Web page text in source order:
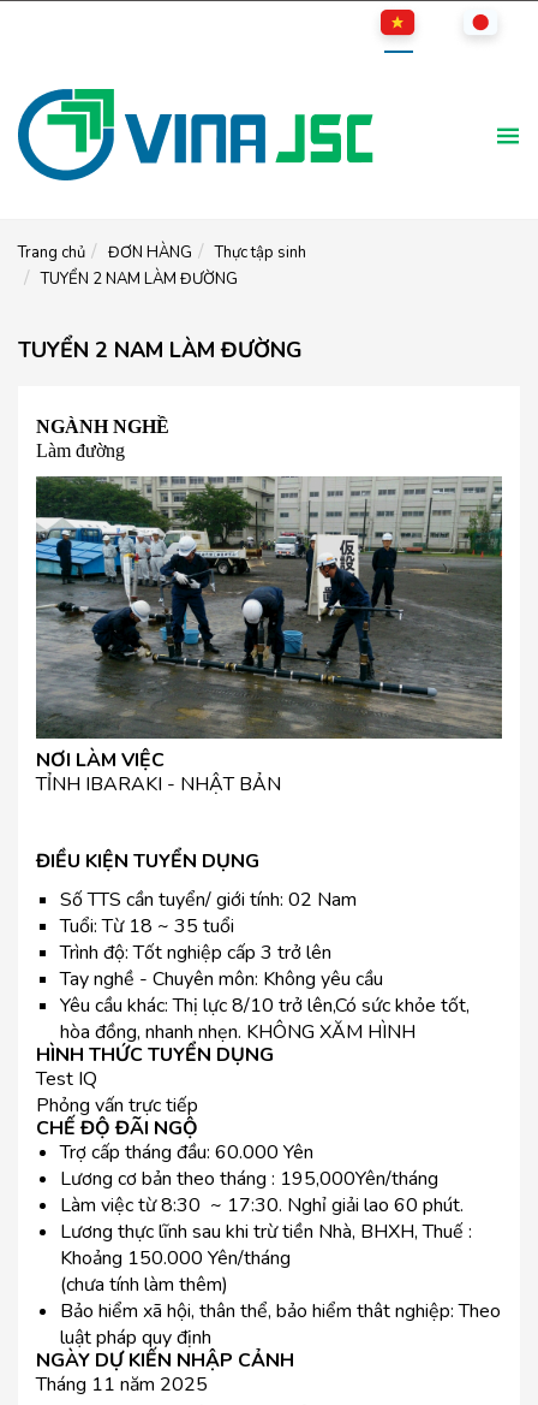
Trang chủ ĐƠN HÀNG
Thực tập sinh
TUYỂN 2 NAM LÀM ĐƯỜNG
TUYỂN 2 NAM LÀM ĐƯỜNG
NGÀNH NGHỀ
Làm đường
NƠI LÀM VIỆC
TỈNH IBARAKI - NHẬT BẢN
ĐIỀU KIỆN TUYỂN DỤNG
Số TTS cần tuyển/ giới tính: 02 Nam
Tuổi: Từ 18 ~ 35 tuổi
Trình độ: Tốt nghiệp cấp 3 trở lên
Tay nghề - Chuyên môn: Không yêu cầu
Yêu cầu khác: Thị lực 8/10 trở lên,Có sức khỏe tốt,
hòa đồng, nhanh nhẹn. KHÔNG XĂM HÌNH
HÌNH THỨC TUYỂN DỤNG
Test IQ
Phỏng vấn trực tiếp
CHẾ ĐỘ ĐÃI NGỘ
Trợ cấp tháng đầu: 60.000 Yên
Lương cơ bản theo tháng : 195,000Yên/tháng
Làm việc từ 8:30 ~ 17:30. Nghỉ giải lao 60 phút.
Lương thực lĩnh sau khi trừ tiền Nhà, BHXH, Thuế :
Khoảng 150.000 Yên/tháng
(chưa tính làm thêm)
Bảo hiểm xã hội, thân thể, bảo hiểm thât nghiệp: Theo
luật pháp quy định
NGÀY DỰ KIẾN NHẬP CẢNH
Tháng 11 năm 2025